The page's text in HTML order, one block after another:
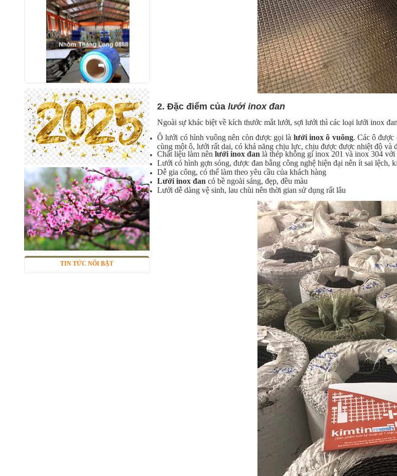
Mã SP: AbaoonA1050
Call
Lưới inox 304
Call
TIN TỨC NỔI BẬT
2. Đặc điểm của lưới inox đan
Ngoài sự khác biệt về kích thước mắt lưới, sợi lưới thì các loại lưới inox
Ô lưới có hình vuông nên còn được gọi là lưới inox ô vuông. Các ô được
cùng một ô, lưới rất dai, có khả năng chịu lực, chịu được được nhiệt độ và
Chất liệu làm nên lưới inox đan là thép không gỉ inox 201 và inox 304
Lưới có hình gợn sóng, được đan bằng công nghệ hiện đại nên ít sai lệch,
Dễ gia công, có thể làm theo yêu cầu của khách hàng
Lưới inox đan có bề ngoài sáng, đẹp, đều màu
Lưới dễ dàng vệ sinh, lau chùi nên thời gian sử dụng rất lâu